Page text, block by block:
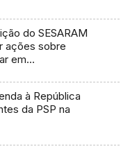
do SESARAM
ações sobre
em
à República
da PSP na